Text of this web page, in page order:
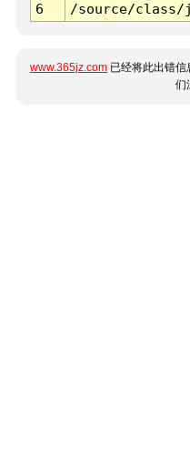
6
/source/class/
www.365jz.com 已经将此出错
们